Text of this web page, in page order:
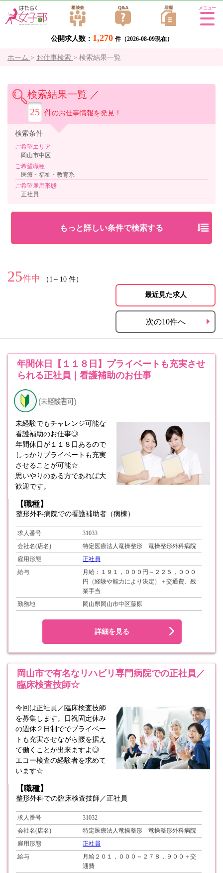
公開求人数： 1,270 件（2026-08-09現在）
Tog
ホーム > お仕事検索 > 検索結果一覧
検索結果一覧 ／
25 件のお仕事情報を発見！
検索条件
ご希望エリア
岡山市中区
ご希望職種
医療・福祉・教育系
ご希望雇用形態
正社員
もっと詳しい条件で検索する
25件中 （1～10 件）
最近見た求人
次の10件へ
年間休日【１１８日】プライベートも充実させ
られる正社員｜看護補助のお仕事
未経験でもチャレンジ可能な
看護補助のお仕事◎
年間休日が１１８日あるので
しっかりプライベートも充実
させることが可能☆
思いやりのある方であれば大
歓迎です。
【職種】
整形外科病院での看護補助者（病棟）
求人番号
31033
会社名(店名)
特定医療法人竜操整形 竜操整形外科病院
雇用形態
正社員
給与
月給：１９１，０００円～２２５，０００
円（経験や能力により決定）＋交通費、残
業手当
勤務地
岡山県岡山市中区藤原
詳細を見る
岡山市で有名なリハビリ専門病院での正社員／
臨床検査技師☆
今回は正社員／臨床検査技師
を募集します。日祝固定休み
の週休２日制ででプライベー
トも充実させながら腰を据え
て働くことが出来ますよ◎
エコー検査の経験者を求めて
います☆
【職種】
整形外科での臨床検査技師／正社員
求人番号
31032
会社名(店名)
特定医療法人竜操整形 竜操整形外科病院
雇用形態
正社員
給与
月給２０１，０００～２７８，９００＋交
通費